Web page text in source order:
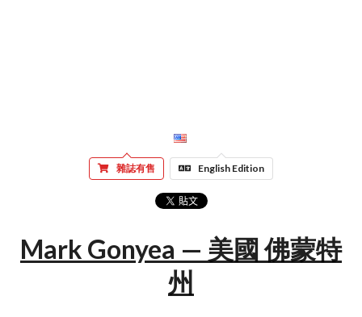
雜誌有售 English Edition
Mark Gonyea — 美國 佛蒙特
州